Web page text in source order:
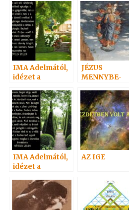
Szellemtől 17.
Szellemtől 11.
IMA Adelmától,
idézet a
Szellemtől 1.
JÉZUS
MENNYBE-
IMA Adelmától,
idézet a
Szellemtől 14.
AZ IGE